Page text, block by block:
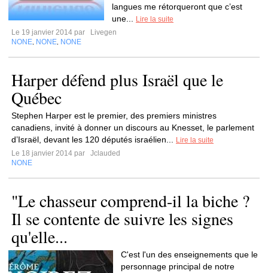
langues me rétorqueront que c’est
une...
Lire la suite
Le 19 janvier 2014 par
Livegen
NONE NONE NONE
Harper défend plus Israël que le
Québec
Stephen Harper est le premier, des premiers ministres
canadiens, invité à donner un discours au Knesset, le parlement
d’Israël, devant les 120 députés israélien...
Lire la suite
Le 18 janvier 2014 par
Jclauded
NONE
"Le chasseur comprend-il la biche ?
Il se contente de suivre les signes
qu'elle...
C'est l'un des enseignements que le
personnage principal de notre